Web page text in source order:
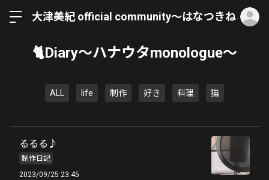
大津美紀 official community〜はなつきねこ〜
🐈Diary〜ハナウタmonologue〜
ALL life 制作 好き 料理 猫
るるる♪
制作日記
2023/09/25 23:45